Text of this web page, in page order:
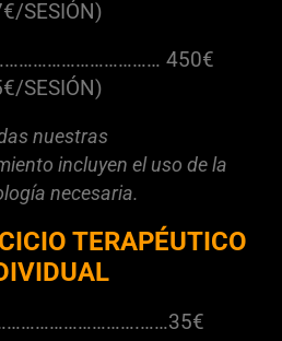
SESIÓN)
……………………………… 450€
SESIÓN)
nuestras
incluyen el uso de la
necesaria.
TERAPÉUTICO